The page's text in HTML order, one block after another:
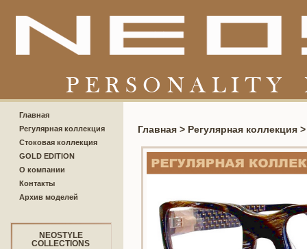
Главная
Регулярная коллекция
Стоковая коллекция
GOLD EDITION
О компании
Контакты
Архив моделей
NEOSTYLE
COLLECTIONS
Главная > Регулярная коллекция